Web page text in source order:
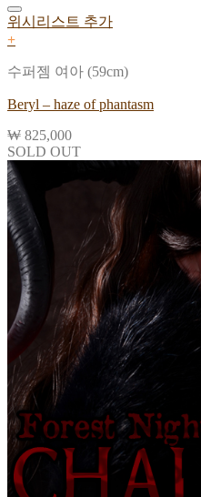
위시리스트 추가
+
수퍼젬 여아 (59cm)
Beryl – haze of phantasm
₩ 825,000
SOLD OUT